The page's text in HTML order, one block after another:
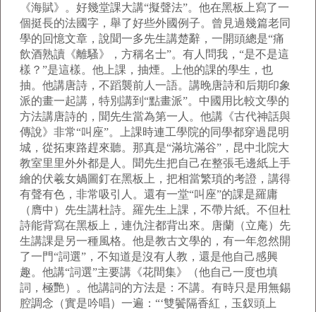
《海賦》。好幾堂課大講“擬聲法”。他在黑板上寫了一
個挺長的法國字，舉了好些外國例子。曾見過幾篇老同
學的回憶文章，說聞一多先生講楚辭，一開頭總是“痛
飲酒熟讀《離騷》，方稱名士”。有人問我，“是不是這
樣？”是這樣。他上課，抽煙。上他的課的學生，也
抽。他講唐詩，不蹈襲前人一語。講晚唐詩和后期印象
派的畫一起講，特別講到“點畫派”。中國用比較文學的
方法講唐詩的，聞先生當為第一人。他講《古代神話與
傳說》非常“叫座”。上課時連工學院的同學都穿過昆明
城，從拓東路趕來聽。那真是“滿坑滿谷”，昆中北院大
教室里里外外都是人。聞先生把自己在整張毛邊紙上手
繪的伏羲女媧圖釘在黑板上，把相當繁瑣的考證，講得
有聲有色，非常吸引人。還有一堂“叫座”的課是羅庸
（膺中）先生講杜詩。羅先生上課，不帶片紙。不但杜
詩能背寫在黑板上，連仇注都背出來。唐蘭（立庵）先
生講課是另一種風格。他是教古文學的，有一年忽然開
了一門“詞選”，不知道是沒有人教，還是他自己感興
趣。他講“詞選”主要講《花間集》（他自己一度也填
詞，極艷）。他講詞的方法是：不講。有時只是用無錫
腔調念（實是吟唱）一遍：“‘雙鬢隔香紅，玉釵頭上